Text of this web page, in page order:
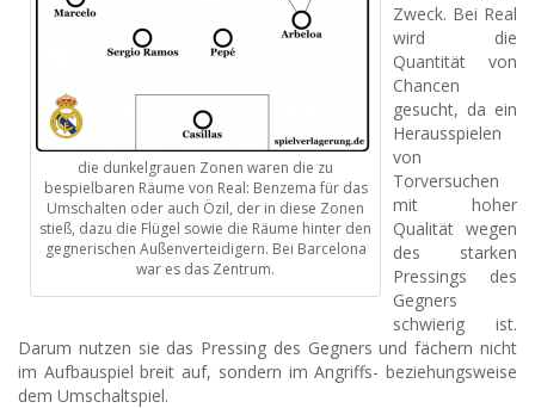
die dunkelgrauen Zonen waren die zu
bespielbaren Räume von Real: Benzema für das
Umschalten oder auch Özil, der in diese Zonen
stieß, dazu die Flügel sowie die Räume hinter den
gegnerischen Außenverteidigern. Bei Barcelona
war es das Zentrum.
Zweck. Bei Real
wird die
Quantität von
Chancen
gesucht, da ein
Herausspielen
von
Torversuchen
mit hoher
Qualität wegen
des starken
Pressings des
Gegners
schwierig ist.
Darum nutzen sie das Pressing des Gegners und fächern nicht
im Aufbauspiel breit auf, sondern im Angriffs- beziehungsweise
dem Umschaltspiel.